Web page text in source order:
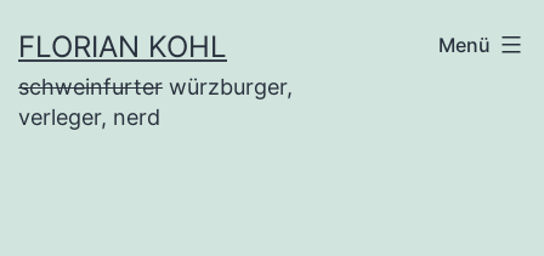
Inhalt
springen
FLORIAN KOHL
schweinfurter würzburger,
verleger, nerd
Menü